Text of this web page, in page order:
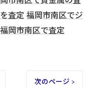
査定福岡市南区でジ
岡市南区で査定
次のページ >